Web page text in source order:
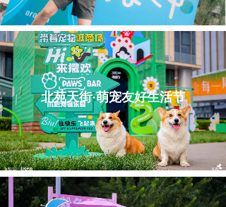
北苑天街·萌宠友好生活节